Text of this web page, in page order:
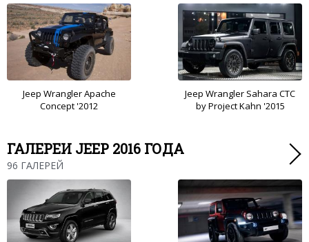
Jeep Wrangler Apache
Concept '2012
Jeep Wrangler Sahara CTC
by Project Kahn '2015
ГАЛЕРЕИ JEEP 2016 ГОДА
96 ГАЛЕРЕЙ